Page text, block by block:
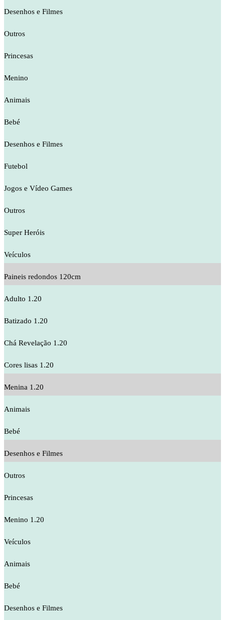
Desenhos e Filmes
Outros
Princesas
Menino
Animais
Bebé
Desenhos e Filmes
Futebol
Jogos e Vídeo Games
Outros
Super Heróis
Veículos
Paineis redondos 120cm
Adulto 1.20
Batizado 1.20
Chá Revelação 1.20
Cores lisas 1.20
Menina 1.20
Animais
Bebé
Desenhos e Filmes
Outros
Princesas
Menino 1.20
Veículos
Animais
Bebé
Desenhos e Filmes